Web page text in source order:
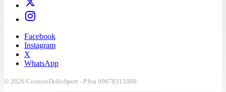
Facebook
Instagram
X
WhatsApp
© 2026 CorriereDelloSport - P.Iva 00878311000